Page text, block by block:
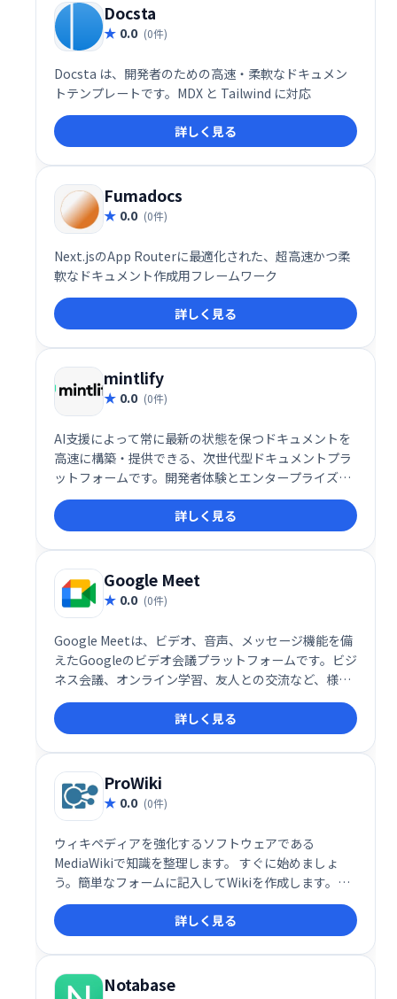
Docsta
0.0 (0件)
Docsta は、開発者のための高速・柔軟なドキュメン
トテンプレートです。MDX と Tailwind に対応
詳しく見る
Fumadocs
0.0 (0件)
Next.jsのApp Routerに最適化された、超高速かつ柔
軟なドキュメント作成用フレームワーク
詳しく見る
mintlify
0.0 (0件)
AI支援によって常に最新の状態を保つドキュメントを
高速に構築・提供できる、次世代型ドキュメントプラ
ットフォームです。開発者体験とエンタープライズ品
質を両立したいすべてのチームに
詳しく見る
Google Meet
0.0 (0件)
Google Meetは、ビデオ、音声、メッセージ機能を備
えたGoogleのビデオ会議プラットフォームです。ビジ
ネス会議、オンライン学習、友人との交流など、様々
なシーンで活用できます。シンプルで高機能なインタ
ーフェースで、スムーズなコミュニケーションを実
現。場所を選ばず、チームや仲間と簡単に繋がること
を可能にします。 無料プランから利用でき、ビジネス
ニーズにも対応する柔軟性も魅力です。
詳しく見る
ProWiki
0.0 (0件)
ウィキペディアを強化するソフトウェアである
MediaWikiで知識を整理します。 すぐに始めましょ
う。簡単なフォームに記入してWikiを作成します。同
僚を招待して参加するか、すぐに編集を開始してくだ
さい。Wikiはプロトタイピングに最適です。
詳しく見る
Notabase